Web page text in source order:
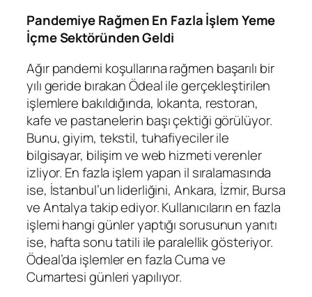
Pandemiye Rağmen En Fazla İşlem Yeme
İçme Sektöründen Geldi
Ağır pandemi koşullarına rağmen başarılı bir
yılı geride bırakan Ödeal ile gerçekleştirilen
işlemlere bakıldığında, lokanta, restoran,
kafe ve pastanelerin başı çektiği görülüyor.
Bunu, giyim, tekstil, tuhafiyeciler ile
bilgisayar, bilişim ve web hizmeti verenler
izliyor. En fazla işlem yapan il sıralamasında
ise, İstanbul’un liderliğini, Ankara, İzmir, Bursa
ve Antalya takip ediyor. Kullanıcıların en fazla
işlemi hangi günler yaptığı sorusunun yanıtı
ise, hafta sonu tatili ile paralellik gösteriyor.
Ödeal’da işlemler en fazla Cuma ve
Cumartesi günleri yapılıyor.